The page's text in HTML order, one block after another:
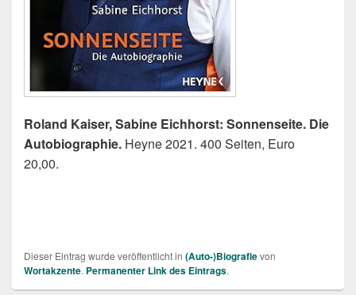
Roland Kaiser, Sabine Eichhorst: Sonnenseite. Die
Autobiographie. Heyne 2021. 400 Seiten, Euro
20,00.
Dieser Eintrag wurde veröffentlicht in (Auto-)Biografievon
Wortakzente. Permanenter Link des Eintrags.